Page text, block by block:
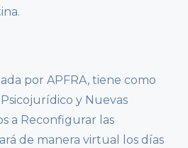
por APFRA, tiene como
y Nuevas
a Reconfigurar las
de manera virtual los días